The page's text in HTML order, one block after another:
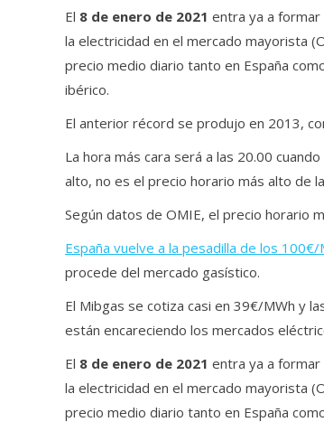
El 8 de enero de 2021 entra ya a formar
la electricidad en el mercado mayorista
precio medio diario tanto en España
ibérico.
El anterior récord se produjo en 2013,
La hora más cara será a las 20.00
alto, no es el precio horario más alto de
Según datos de OMIE, el precio horario
España vuelve a la pesadilla de los
procede del mercado gasístico.
El Mibgas se cotiza casi en 39€/MWh y
están encareciendo los mercados
El 8 de enero de 2021 entra ya a formar
la electricidad en el mercado mayorista
precio medio diario tanto en España